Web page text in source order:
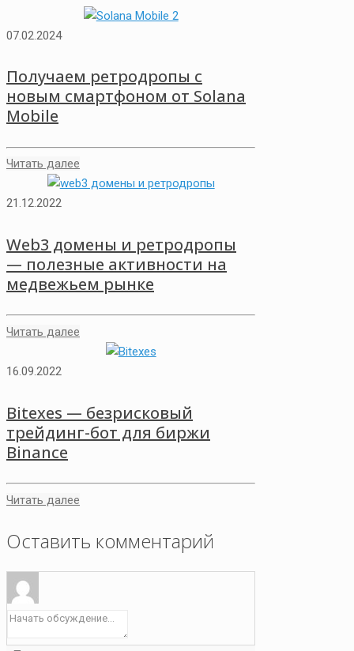
07.02.2024
Получаем ретродропы с
новым смартфоном от Solana
Mobile
Читать далее
21.12.2022
Web3 домены и ретродропы
— полезные активности на
медвежьем рынке
Читать далее
16.09.2022
Bitexes — безрисковый
трейдинг-бот для биржи
Binance
Читать далее
Оставить комментарий